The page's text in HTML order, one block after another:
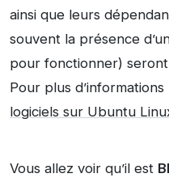
ainsi que leurs
souvent la présence
pour fonctionner)
Pour plus d’informations
logiciels sur Ubuntu
Vous allez voir qu’il est